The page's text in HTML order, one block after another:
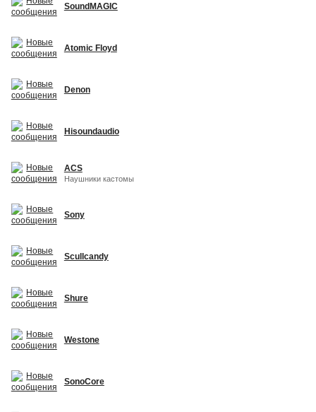
SoundMAGIC
Atomic Floyd
Denon
Hisoundaudio
ACS
Наушники кастомы
Sony
Scullcandy
Shure
Westone
SonoCore